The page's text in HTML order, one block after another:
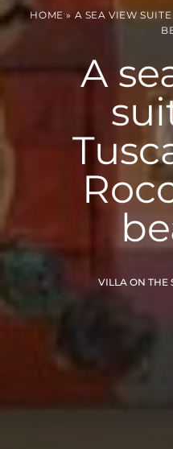
HOME » A SEA VIEW
A
VILLA ON THE